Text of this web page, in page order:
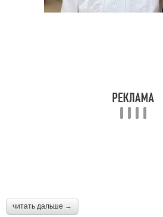
читать дальше →